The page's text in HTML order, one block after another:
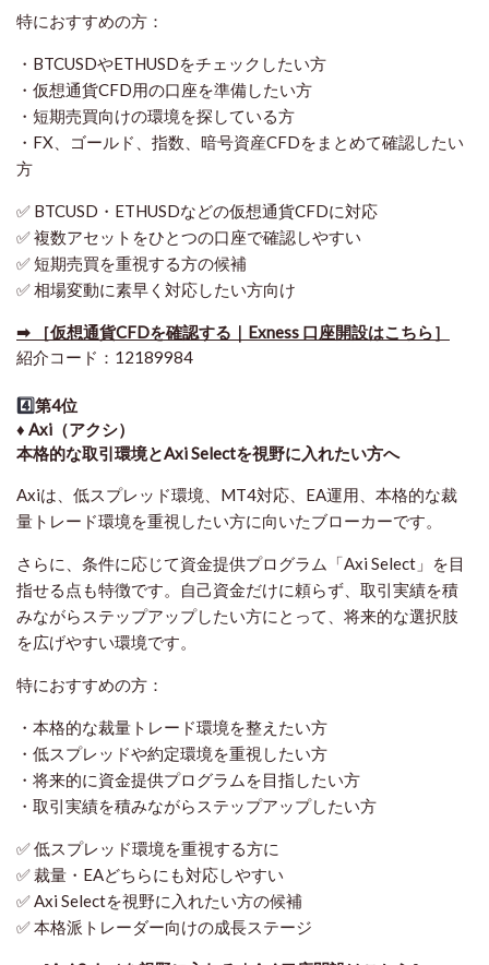
特におすすめの方：
・BTCUSDやETHUSDをチェックしたい方
・仮想通貨CFD用の口座を準備したい方
・短期売買向けの環境を探している方
・FX、ゴールド、指数、暗号資産CFDをまとめて確認したい
方
✅ BTCUSD・ETHUSDなどの仮想通貨CFDに対応
✅ 複数アセットをひとつの口座で確認しやすい
✅ 短期売買を重視する方の候補
✅ 相場変動に素早く対応したい方向け
➡ ［仮想通貨CFDを確認する｜Exness 口座開設はこちら］
紹介コード：12189984
4️⃣第4位
♦️ Axi（アクシ）
本格的な取引環境とAxi Selectを視野に入れたい方へ
Axiは、低スプレッド環境、MT4対応、EA運用、本格的な裁
量トレード環境を重視したい方に向いたブローカーです。
さらに、条件に応じて資金提供プログラム「Axi Select」を目
指せる点も特徴です。自己資金だけに頼らず、取引実績を積
みながらステップアップしたい方にとって、将来的な選択肢
を広げやすい環境です。
特におすすめの方：
・本格的な裁量トレード環境を整えたい方
・低スプレッドや約定環境を重視したい方
・将来的に資金提供プログラムを目指したい方
・取引実績を積みながらステップアップしたい方
✅ 低スプレッド環境を重視する方に
✅ 裁量・EAどちらにも対応しやすい
✅ Axi Selectを視野に入れたい方の候補
✅ 本格派トレーダー向けの成長ステージ